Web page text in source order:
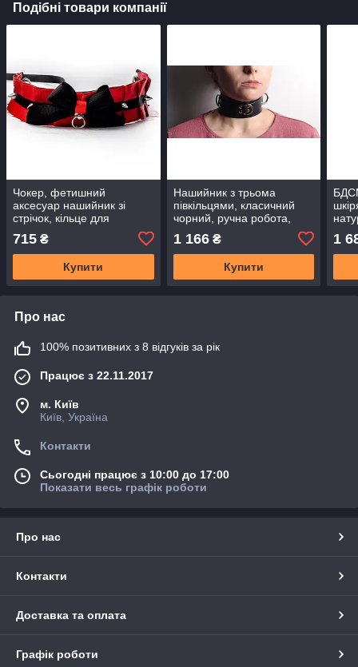
Подібні товари компанії
Чокер, фетишний
аксесуар нашийник зі
стрічок, кільце для
715 ₴
Купити
Нашийник з трьома
півкільцями, класичний
чорний, ручна робота,
1 166₴
Купити
1
Про нас
100% позитивних з 8 відгуків за рік
Працює з 22.11.2017
м. Київ
Київ, Україна
Контакти
Сьогодні працює з 10:00 до 17:00
Показати весь графік роботи
Про нас
Контакти
Доставка та оплата
Графік роботи